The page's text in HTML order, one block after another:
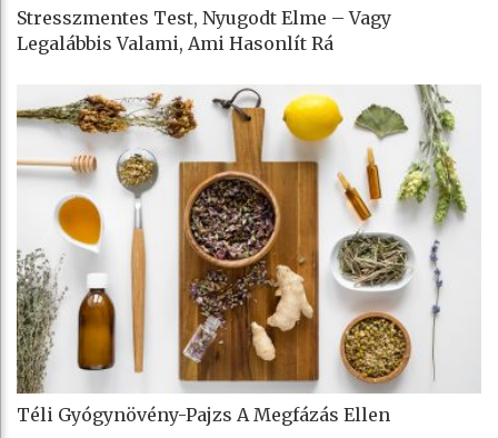
Stresszmentes Test, Nyugodt Elme – Vagy
Legalábbis Valami, Ami Hasonlít Rá
Téli Gyógynövény-Pajzs A Megfázás Ellen